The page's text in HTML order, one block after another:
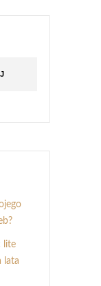
lite
lata